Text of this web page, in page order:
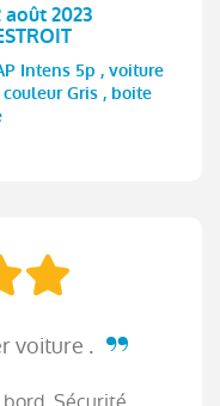
août 2023
Intens 5p , voiture
Gris , boite
voiture .